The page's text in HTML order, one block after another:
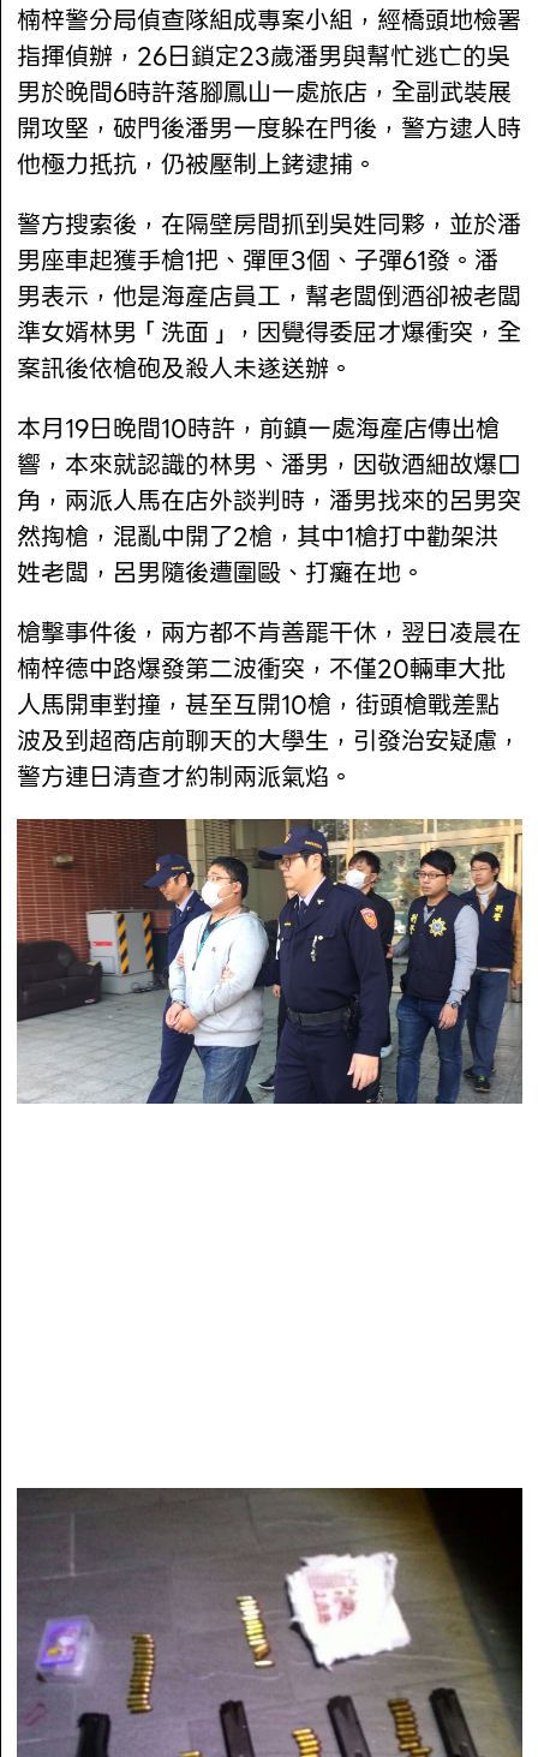
楠梓警分局偵查隊組成專案小組，經橋頭地檢署
指揮偵辦，26日鎖定23歲潘男與幫忙逃亡的吳
男於晚間6時許落腳鳳山一處旅店，全副武裝展
開攻堅，破門後潘男一度躲在門後，警方逮人時
他極力抵抗，仍被壓制上銬逮捕。
警方搜索後，在隔壁房間抓到吳姓同夥，並於潘
男座車起獲手槍1把、彈匣3個、子彈61發。潘
男表示，他是海產店員工，幫老闆倒酒卻被老闆
準女婿林男「洗面」，因覺得委屈才爆衝突，全
案訊後依槍砲及殺人未遂送辦。
本月19日晚間10時許，前鎮一處海產店傳出槍
響，本來就認識的林男、潘男，因敬酒細故爆口
角，兩派人馬在店外談判時，潘男找來的呂男突
然掏槍，混亂中開了2槍，其中1槍打中勸架洪
姓老闆，呂男隨後遭圍毆、打癱在地。
槍擊事件後，兩方都不肯善罷干休，翌日凌晨在
楠梓德中路爆發第二波衝突，不僅20輛車大批
人馬開車對撞，甚至互開10槍，街頭槍戰差點
波及到超商店前聊天的大學生，引發治安疑慮，
警方連日清查才約制兩派氣焰。